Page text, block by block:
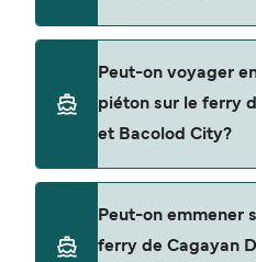
recherche et consultez
consulter les dernières
Peut-on voyager
piéton sur le ferry
et Bacolod City?
Peut-on emmener
ferry de Cagayan